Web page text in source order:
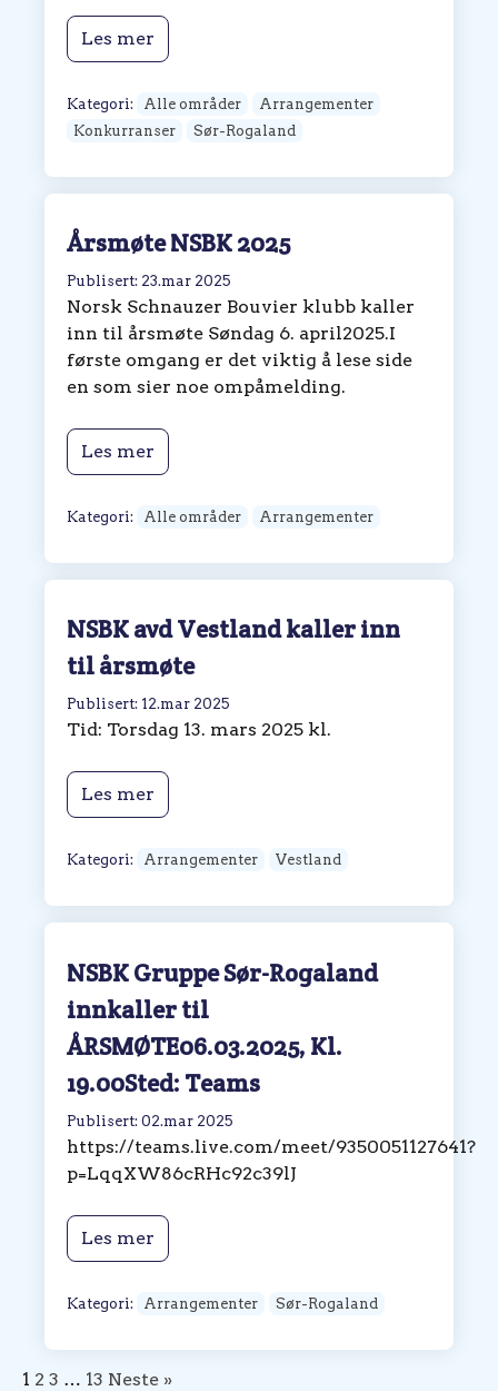
Les mer
Kategori: Alle områder
Arrangementer
Konkurranser
Sør-Rogaland
Årsmøte NSBK 2025
Publisert: 23.mar 2025
Norsk Schnauzer Bouvier klubb kaller
inn til årsmøte Søndag 6. april2025.I
første omgang er det viktig å lese side
en som sier noe ompåmelding.
Les mer
Kategori: Alle områder Arrangementer
NSBK avd Vestland kaller inn
til årsmøte
Publisert: 12.mar 2025
Tid: Torsdag 13. mars 2025 kl.
Les mer
Kategori: Arrangementer Vestland
NSBK Gruppe Sør-Rogaland
innkaller til
ÅRSMØTE06.03.2025, Kl.
19.00Sted: Teams
Publisert: 02.mar 2025
https://teams.live.com/meet/9350051127641?
p=LqqXW86cRHc92c39lJ
Les mer
Kategori: Arrangementer Sør-Rogaland
1 2 3 … 13 Neste »